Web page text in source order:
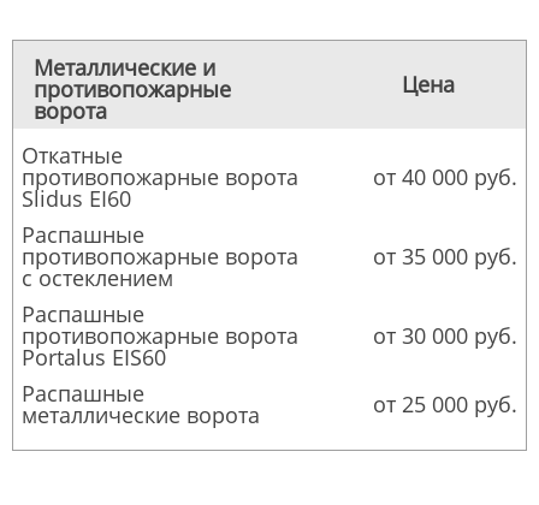
Металлические и
противопожарные
ворота
Цена
Откатные
противопожарные ворота
Slidus EI60
от 40 000 руб.
Распашные
противопожарные ворота
с остеклением
от 35 000 руб.
Распашные
противопожарные ворота
Portalus EIS60
от 30 000 руб.
Распашные
металлические ворота от 25 000 руб.